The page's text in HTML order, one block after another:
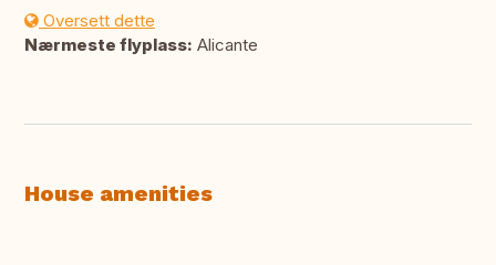
Oversett dette
Nærmeste flyplass: Alicante
House amenities